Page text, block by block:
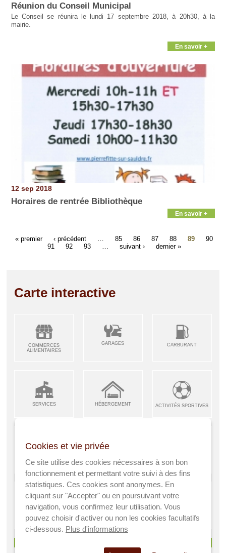
Réunion du Conseil Municipal
Le Conseil se réunira le lundi 17 septembre 2018, à 20h30, à la
mairie.
En savoir +
12 sep 2018
Horaires de rentrée Bibliothèque
En savoir +
« premier ‹ précédent 85 86 87 88 89
90
91
92 93 suivant › dernier »
Carte interactive
COMMERCES
ALIMENTAIRES
GARAGES CARBURANT
SERVICES HÉBERGEMENT ACTIVITÉS SPORTIVES
ARTISANS &
INDUSTRIES
RESTAURANTS CAFÉS ENFANCE JEUNESSE
A VISITER SANTÉ AGRICULTEURS
Cookies et vie privée
Ce site utilise des cookies nécessaires à son bon
fonctionnement et permettant votre suivi à des fins
statistiques. Ces cookies sont anonymes. En
cliquant sur "Accepter" ou en poursuivant votre
navigation, vous confirmez leur utilisation. Vous
pouvez choisir d'activer ou non les cookies facultatifs
ci-dessous. Plus d'informations